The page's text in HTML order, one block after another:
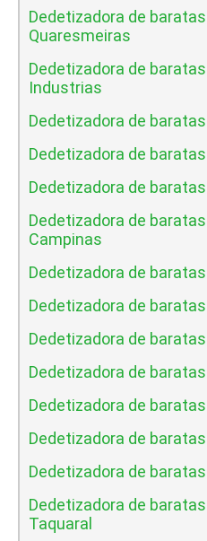
Dedetizadora de
Quaresmeiras
Dedetizadora de
Industrias
Dedetizadora de
Dedetizadora de
Dedetizadora de
Dedetizadora de
Campinas
Dedetizadora de
Dedetizadora de
Dedetizadora de
Dedetizadora de
Dedetizadora de
Dedetizadora de
Dedetizadora de
Dedetizadora de
Taquaral